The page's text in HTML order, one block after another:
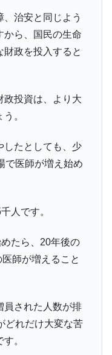
、治安と同じよう
から、国民の生命
財政を投入すると
政投資は、より大
。
したとしても、少
で医師が増え始め
人です。
たら、20年後の
師が増えること
員された人数が排
どれだけ大変な苦
。